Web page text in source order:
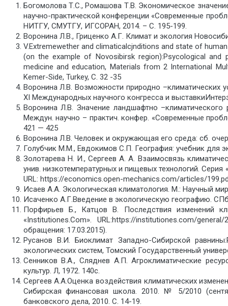
Богомолова Т.С., Ромашова Т.В. Экономическое
научно-практической конференции «Современные
НИТГУ, СМУТГУ, ИГСОРАН, 2014. – С. 195-199.
Воронина Л.В., Гриценко А.Г. Климат и экология
V.Extremewether and climaticalcjnditions and state of
(on the example of Novosibirsk region):Psycological
medicine and education, Materials from 2 International
Kemer-Side, Turkey, С. 32 -35
Воронина Л.В. Возможности природно –климатических
XI Международных научного конгресса и
Воронина Л.В. Значение ландшафтно
Междун. научно – практич. конфер. «Современные
421 — 425
Воронина Л.В. Человек и окружающая его среда: сб.
Голубчик М.М., Евдокимов С.П. География: учебник для
Золотарева Н. И., Сергеев А. А. Взаимосвязь
унив. низкотемпературных и пищевых технологий.
URL: https://economics.open-mechanics.com/articles/
Исаев А.А. Экологическая климатология. М.: Научный
Исаченко А.Г.Введение в экологическую географию.
Порфирьев Б., Катцов В. Последствия изменений
«Institutiones.Com». URL:https://institutiones.com/
обращения: 17.03.2015).
Русанов В.И. Биоклимат Западно-Сибирской
экологических систем, Томский Государственный
Сенников В.А., Сляднев А.П. Агроклиматические
культур. Л, 1972. 140с.
Сергеев А.А.Оценка воздействия климатических
Сибирская финансовая школа. 2010. № 5/2010
банковского дела, 2010. С. 14-19.